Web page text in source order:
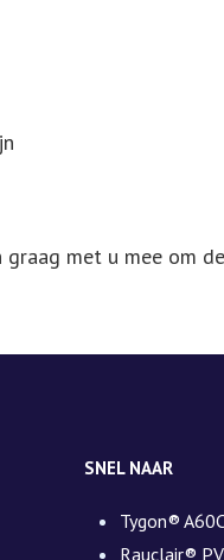
met u mee om
SNEL NAAR
Tygon® A60C
Rauclair®